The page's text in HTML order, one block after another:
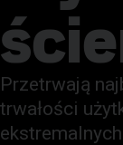
Przetrwają
trwałości